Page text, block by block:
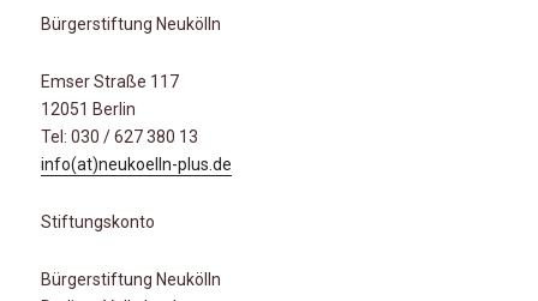
Bürgerstiftung Neukölln
Emser Straße 117
12051 Berlin
Tel: 030 / 627 380 13
info(at)neukoelln-plus.de
Stiftungskonto
Bürgerstiftung Neukölln